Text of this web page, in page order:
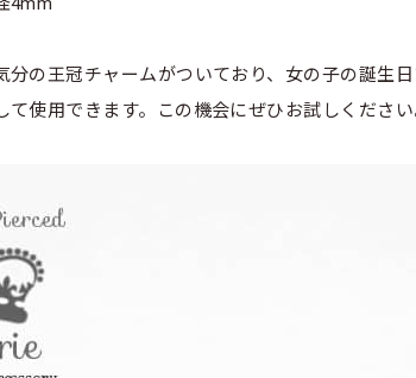
分の王冠チャームがついており、女の子の誕生
て使用できます。この機会にぜひお試しください